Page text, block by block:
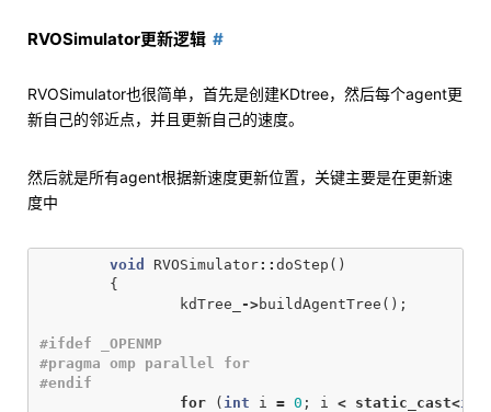
RVOSimulator更新逻辑
RVOSimulator也很简单，首先是创建KDtree，然后每个agent更
新自己的邻近点，并且更新自己的速度。
然后就是所有agent根据新速度更新位置，关键主要是在更新速
度中
void RVOSimulator:: doStep ()
{
kdTree_
->buildAgentTree ();
#ifdef _OPENMP
#pragma omp parallel for
for
( int i = 0 ; i < static_cast<int